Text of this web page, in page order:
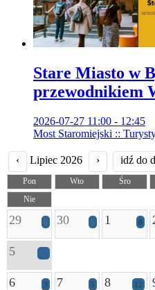
Stare Miasto w
przewodnikiem
2026-07-27 11:00 - 12:45
Most Staromiejski ::
‹ Lipiec 2026 › idź do
Pon Wto Śro
Nie
29 6 30 6 1 8
5 12
6 3 7 5 8 12